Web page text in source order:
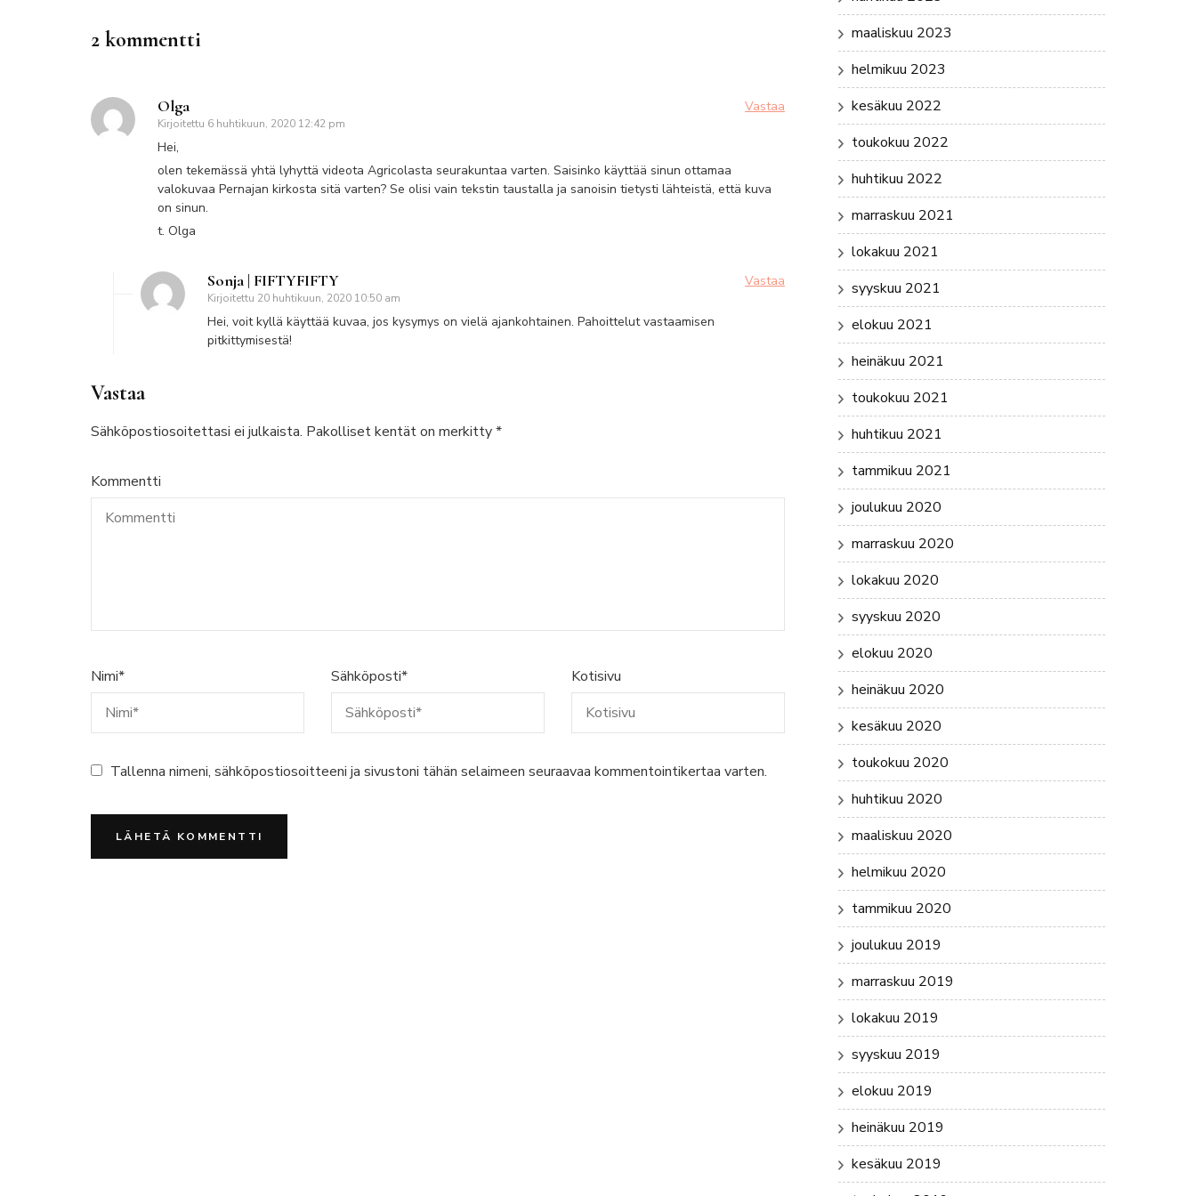
2 kommentti
Olga
Kirjoitettu 6 huhtikuun, 2020 12:42 pm
Vastaa
Hei,
olen tekemässä yhtä lyhyttä videota Agricolasta seurakuntaa varten. Saisinko käyttää sinun ottamaa
valokuvaa Pernajan kirkosta sitä varten? Se olisi vain tekstin taustalla ja sanoisin tietysti lähteistä, että kuva
on sinun.
t. Olga
Sonja | FIFTYFIFTY
Kirjoitettu 20 huhtikuun, 2020 10:50 am
Vastaa
Hei, voit kyllä käyttää kuvaa, jos kysymys on vielä ajankohtainen. Pahoittelut vastaamisen
pitkittymisestä!
Vastaa
Sähköpostiosoitettasi ei julkaista. Pakolliset kentät on merkitty*
Kommentti
Nimi* Sähköposti* Kotisivu
Tallenna nimeni, sähköpostiosoitteeni ja sivustoni tähän selaimeen seuraavaa kommentointikertaa varten.
maaliskuu 2023
helmikuu 2023
kesäkuu 2022
toukokuu 2022
huhtikuu 2022
marraskuu 2021
lokakuu 2021
syyskuu 2021
elokuu 2021
heinäkuu 2021
toukokuu 2021
huhtikuu 2021
tammikuu 2021
joulukuu 2020
marraskuu 2020
lokakuu 2020
syyskuu 2020
elokuu 2020
heinäkuu 2020
kesäkuu 2020
toukokuu 2020
huhtikuu 2020
maaliskuu 2020
helmikuu 2020
tammikuu 2020
joulukuu 2019
marraskuu 2019
lokakuu 2019
syyskuu 2019
elokuu 2019
heinäkuu 2019
kesäkuu 2019